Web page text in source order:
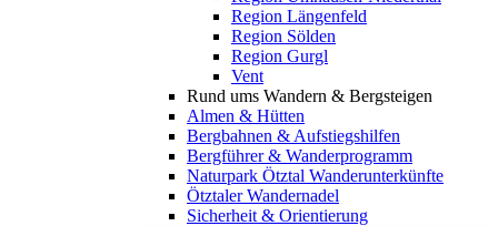
Region Längenfeld
Region Sölden
Region Gurgl
Vent
Rund ums Wandern & Bergsteigen
Almen & Hütten
Bergbahnen & Aufstiegshilfen
Bergführer & Wanderprogramm
Naturpark Ötztal Wanderunterkünfte
Ötztaler Wandernadel
Sicherheit & Orientierung